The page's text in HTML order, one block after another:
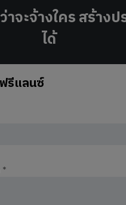
าจะจ้างใคร สร้าง
ได้
รีแลนซ์
*